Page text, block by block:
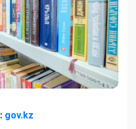
gov.kz